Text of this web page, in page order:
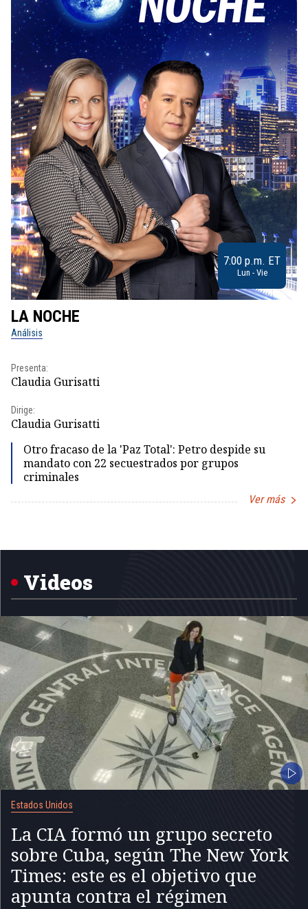
7:00 p.m. ET
Lun - Vie
LA NOCHE
Análisis
Presenta:
Claudia Gurisatti
Dirige:
Claudia Gurisatti
Otro fracaso de la 'Paz Total': Petro despide su
mandato con 22 secuestrados por grupos
criminales
Ver más
5
Videos
Estados Unidos
La CIA formó un grupo secreto
sobre Cuba, según The New York
Times: este es el objetivo que
apunta contra el régimen